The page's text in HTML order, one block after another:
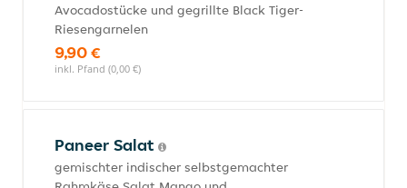
Avocadostücke und gegrillte Black Tiger-
Riesengarnelen
9,90 €
inkl. Pfand (0,00 €)
Paneer Salat
gemischter indischer selbstgemachter